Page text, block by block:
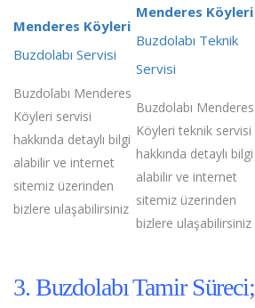
Menderes Köyleri
Buzdolabı Servisi
Buzdolabı Menderes
Köyleri servisi
hakkında detaylı bilgi
alabilir ve internet
sitemiz üzerinden
bizlere ulaşabilirsiniz
Menderes Köyleri
Buzdolabı Teknik
Servisi
Buzdolabı Menderes
Köyleri teknik servisi
hakkında detaylı bilgi
alabilir ve internet
sitemiz üzerinden
bizlere ulaşabilirsiniz
3. Buzdolabı Tamir Süreci;